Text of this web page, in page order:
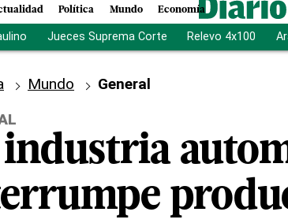
Política Mundo Economía
Jueces Suprema Corte Relevo 4x100
Mundo
General
industria